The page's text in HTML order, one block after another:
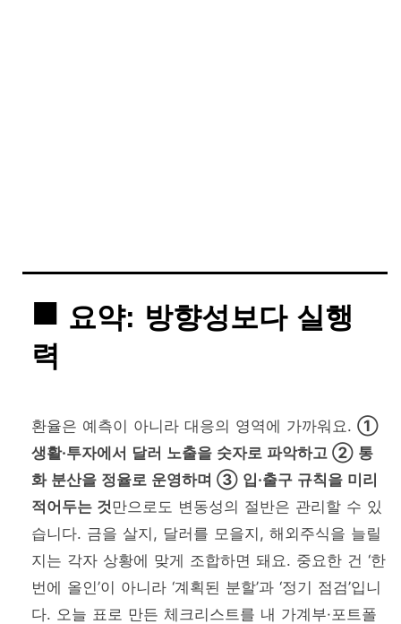
요약: 방향성보다 실행
력
환율은 예측이 아니라 대응의 영역에 가까워요. ①
생활·투자에서 달러 노출을 숫자로 파악하고 ② 통
화 분산을 정율로 운영하며 ③ 입·출구 규칙을 미리
적어두는 것만으로도 변동성의 절반은 관리할 수 있
습니다. 금을 살지, 달러를 모을지, 해외주식을 늘릴
지는 각자 상황에 맞게 조합하면 돼요. 중요한 건 ‘한
번에 올인’이 아니라 ‘계획된 분할’과 ‘정기 점검’입니
다. 오늘 표로 만든 체크리스트를 내 가계부·포트폴